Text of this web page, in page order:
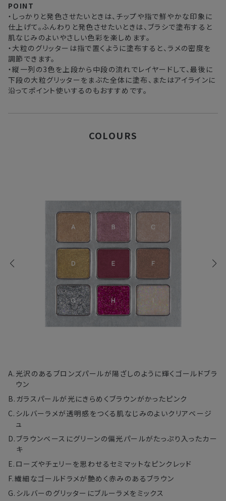
・複数製品購入により配送手配に時間がかかる
POINT
・しっかりと発色させたいときは、チップや指で鮮やかな印象に
仕上げて。ふんわりと発色させたいときは、ブラシで塗布すると
肌なじみのよいやさしい色彩を楽しめます。
・大粒のグリッターは指で置くように塗布すると、ラメの密度を
調節できます。
・縦一列の3色を上段から中段の流れでレイヤードして、最後に
下段の大粒グリッターをまぶた全体に塗布、またはアイラインに
沿ってポイント使いするのもおすすめです。
COLOURS
A. 光沢のあるブロンズパールが陽ざしのように輝くゴールドブラ
ウン
B. ガラスパールが光にきらめくブラウンがかったピンク
C. シルバーラメが透明感をつくる肌なじみのよいクリアベージ
ュ
D. ブラウンベースにグリーンの偏光パールがたっぷり入ったカー
キ
E. ローズやチェリーを思わせるセミマットなピンクレッド
F.繊細なゴールドラメが艶めく赤みのあるブラウン
G. シルバーのグリッターにブルーラメをミックス